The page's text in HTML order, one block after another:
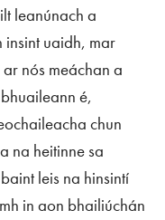
leanúnach a
insint uaidh, mar
nós meáchan a
é,
chun
na heitinne sa
leis na hinsintí
in aon bhailiúchán